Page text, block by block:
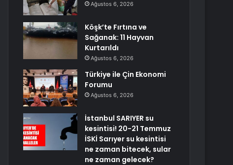
Ağustos 6, 2026
Köşk’te Fırtına ve
Sağanak: 11 Hayvan
Kurtarıldı
Ağustos 6, 2026
Türkiye ile Çin Ekonomi
Forumu
Ağustos 6, 2026
İstanbul SARIYER su
kesintisi! 20-21 Temmuz
İSKİ Sarıyer su kesintisi
ne zaman bitecek, sular
ne zaman gelecek?